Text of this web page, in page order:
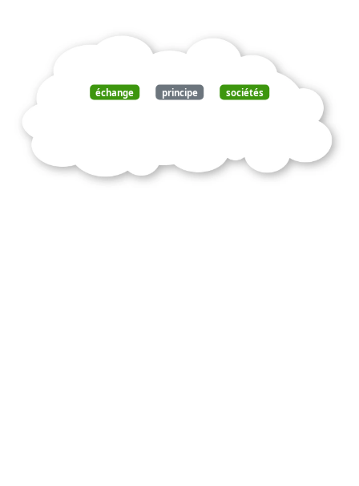
échange principe sociétés